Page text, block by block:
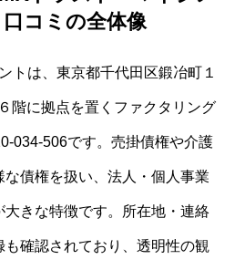
コミの全体像
トは、東京都千代田区鍛冶町１
階に拠点を置くファクタリング
034-506です。売掛債権や介護
債権を扱い、法人・個人事業
きな特徴です。所在地・連絡
確認されており、透明性の観